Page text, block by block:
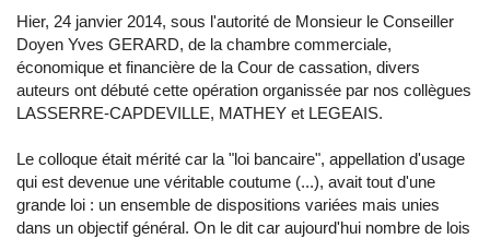
Hier, 24 janvier 2014, sous l'autorité de Monsieur le Conseiller
Doyen Yves GERARD, de la chambre commerciale,
économique et financière de la Cour de cassation, divers
auteurs ont débuté cette opération organissée par nos collègues
LASSERRE-CAPDEVILLE, MATHEY et LEGEAIS.
Le colloque était mérité car la "loi bancaire", appellation d'usage
qui est devenue une véritable coutume (...), avait tout d'une
grande loi : un ensemble de dispositions variées mais unies
dans un objectif général. On le dit car aujourd'hui nombre de lois